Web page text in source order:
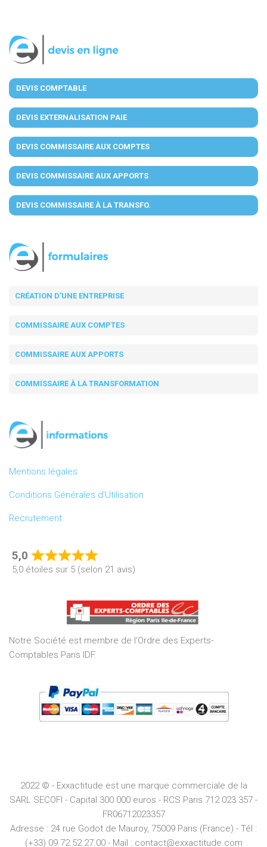
DEVIS COMPTABLE
DEVIS EXTERNALISATION PAIE
DEVIS COMMISSAIRE AUX COMPTES
DEVIS COMMISSAIRE AUX APPORTS
DEVIS COMMISSAIRE À LA TRANSFO.
CRÉATION D'UNE ENTREPRISE
COMMISSAIRE AUX COMPTES
COMMISSAIRE AUX APPORTS
COMMISSAIRE À LA TRANSFORMATION
Mentions légales
Conditions Générales d’Utilisation
Recrutement
5,0
Rated
5,0
of
5
5,0 étoiles sur 5 (selon 21 avis)
Notre Société est membre de l’Ordre des Experts-
Comptables Paris IDF.
2022 © - Exxactitude est une marque commerciale de la
SARL SECOFI - Capital 300 000 euros - RCS Paris 712 023 357 -
FR06712023357
Adresse : 24 rue Godot de Mauroy, 75009 Paris (France) - Tél :
(+33) 09.72.52.27.00 - Mail : contact@exxactitude.com